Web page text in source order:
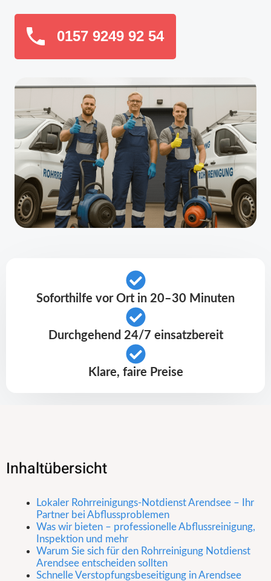
0157 9249 92 54
Soforthilfe vor Ort in 20–30 Minuten
Durchgehend 24/7 einsatzbereit
Klare, faire Preise
Inhaltübersicht
Lokaler Rohrreinigungs-Notdienst Arendsee – Ihr
Partner bei Abflussproblemen
Was wir bieten – professionelle Abflussreinigung,
Inspektion und mehr
Warum Sie sich für den Rohrreinigung Notdienst
Arendsee entscheiden sollten
Schnelle Verstopfungsbeseitigung in Arendsee